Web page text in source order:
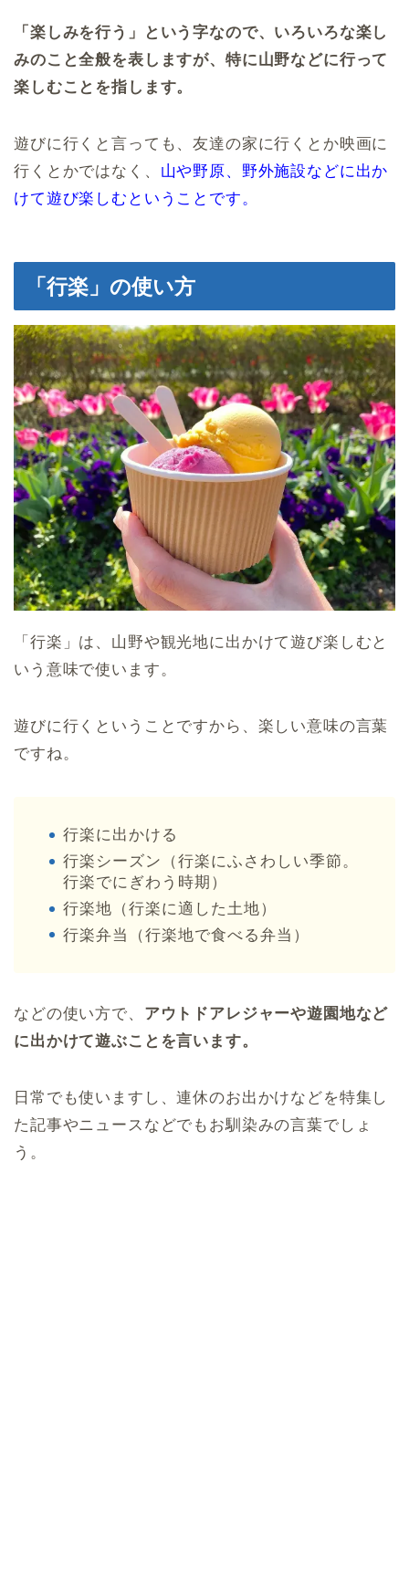
「楽しみを行う」という字なので、いろいろな楽し
みのこと全般を表しますが、特に山野などに行って
楽しむことを指します。
遊びに行くと言っても、友達の家に行くとか映画に
行くとかではなく、 山や野原、野外施設などに出か
けて遊び楽しむということです。
「行楽」の使い方
「行楽」は、山野や観光地に出かけて遊び楽しむと
いう意味で使います。
遊びに行くということですから、楽しい意味の言葉
ですね。
行楽に出かける
行楽シーズン（行楽にふさわしい季節。
行楽でにぎわう時期）
行楽地（行楽に適した土地）
行楽弁当（行楽地で食べる弁当）
などの使い方で、 アウトドアレジャーや遊園地など
に出かけて遊ぶことを言います。
日常でも使いますし、連休のお出かけなどを特集し
た記事やニュースなどでもお馴染みの言葉でしょ
う。